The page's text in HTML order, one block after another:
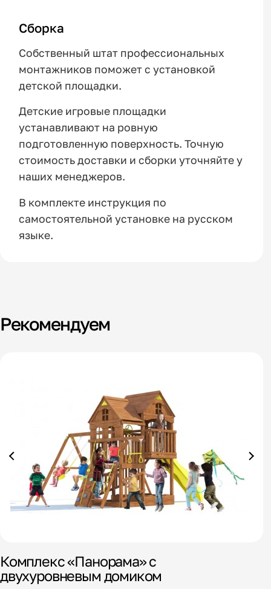
Сборка
Собственный штат профессиональных
монтажников поможет с установкой
детской площадки.
Детские игровые площадки
устанавливают на ровную
подготовленную поверхность. Точную
стоимость доставки и сборки уточняйте у
наших менеджеров.
В комплекте инструкция по
самостоятельной установке на русском
языке.
Рекомендуем
Комплекс «Панорама» с
двухуровневым домиком